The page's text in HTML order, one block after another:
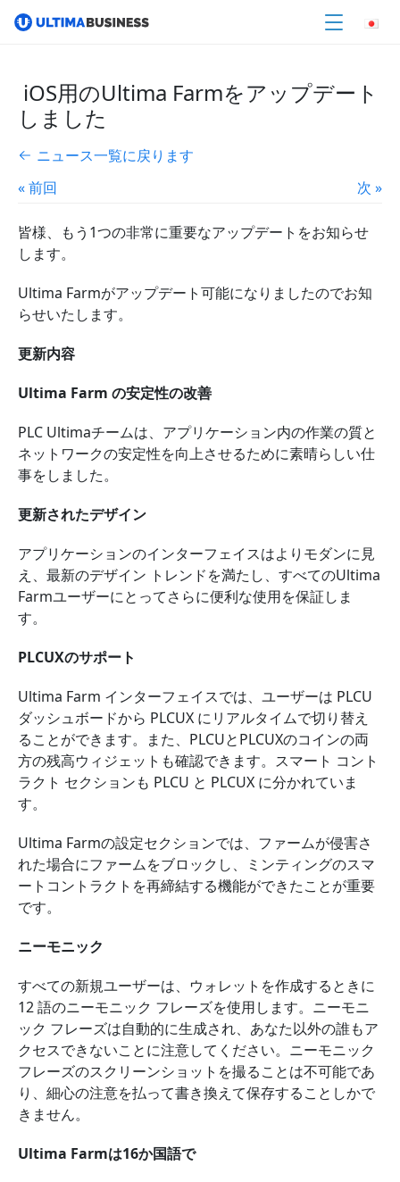
iOS用のUltima Farmをアップデート
しました
ニュース一覧に戻ります
« 前回
次 »
皆様、もう1つの非常に重要なアップデートをお知らせ
します。
Ultima Farmがアップデート可能になりましたのでお知
らせいたします。
更新内容
Ultima Farm の安定性の改善
PLC Ultimaチームは、アプリケーション内の作業の質と
ネットワークの安定性を向上させるために素晴らしい仕
事をしました。
更新されたデザイン
アプリケーションのインターフェイスはよりモダンに見
え、最新のデザイン トレンドを満たし、すべてのUltima
Farmユーザーにとってさらに便利な使用を保証しま
す。
PLCUXの​​サポート
Ultima Farm インターフェイスでは、ユーザーは PLCU
ダッシュボードから PLCUX にリアルタイムで切り替え
ることができます。また、PLCUとPLCUXのコインの両
方の残高ウィジェットも確認できます。スマート コント
ラクト セクションも PLCU と PLCUX に分かれていま
す。
Ultima Farmの設定セクションでは、ファームが侵害さ
れた場合にファームをブロックし、ミンティングのスマ
ートコントラクトを再締結する機能ができたことが重要
です。
ニーモニック
すべての新規ユーザーは、ウォレットを作成するときに
12 語のニーモニック フレーズを使用します。ニーモニ
ック フレーズは自動的に生成され、あなた以外の誰もア
クセスできないことに注意してください。ニーモニック
フレーズのスクリーンショットを撮ることは不可能であ
り、細心の注意を払って書き換えて保存することしかで
きません。
Ultima Farmは16か国語で